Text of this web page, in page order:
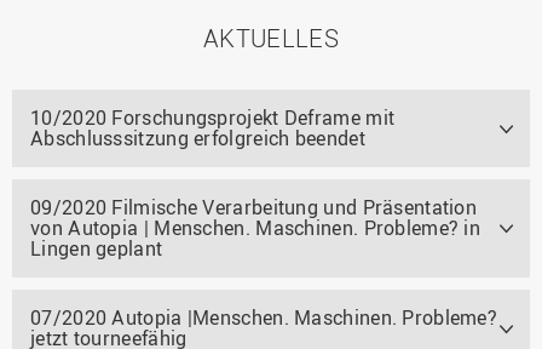
AKTUELLES
10/2020 Forschungsprojekt Deframe mit
Abschlusssitzung erfolgreich beendet
09/2020 Filmische Verarbeitung und Präsentation
von Autopia | Menschen. Maschinen. Probleme? in
Lingen geplant
07/2020 Autopia |Menschen. Maschinen. Probleme?
jetzt tourneefähig